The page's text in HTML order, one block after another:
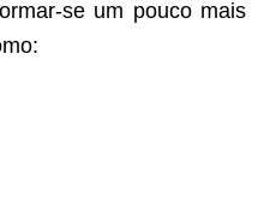
se um pouco mais